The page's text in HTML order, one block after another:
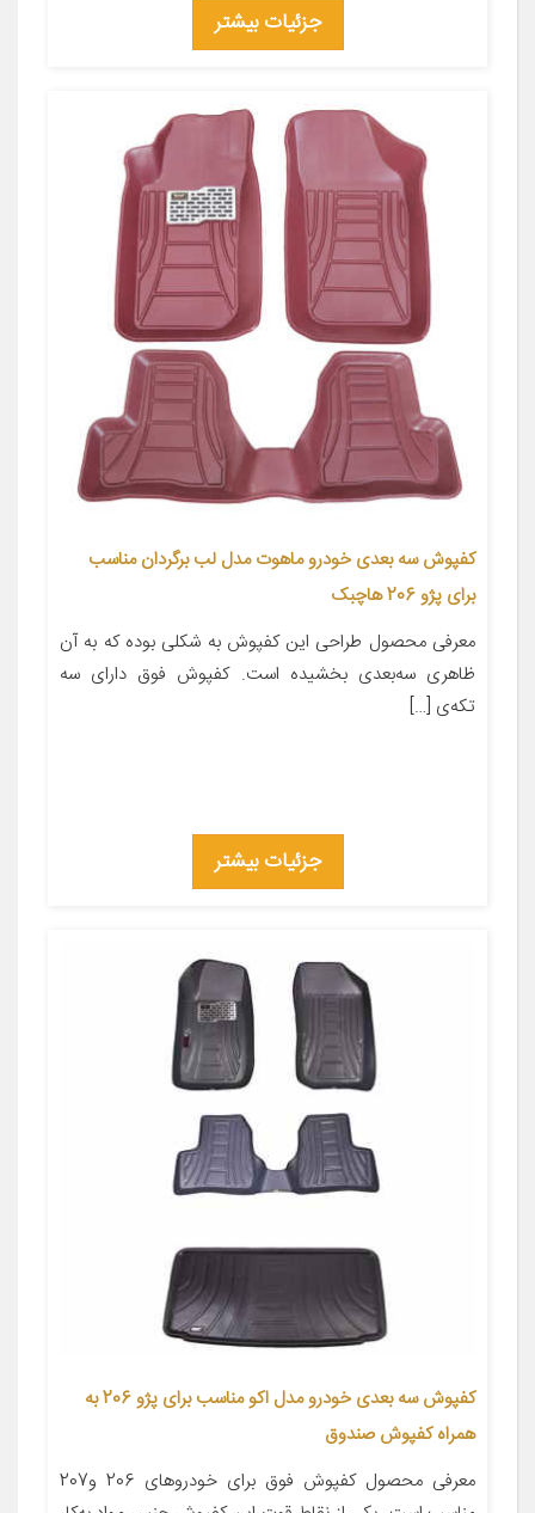
جزئیات بیشتر
کفپوش سه بعدی خودرو ماهوت مدل لب برگردان مناسب
برای پژو 206 هاچبک
معرفی محصول طراحی این کفپوش به شکلی بوده که به آن
ظاهری سه‌بعدی بخشیده است. کفپوش فوق دارای سه
تکه‌ی […]
جزئیات بیشتر
کفپوش سه بعدی خودرو مدل اکو مناسب برای پژو 206 به
همراه کفپوش صندوق
معرفی محصول کفپوش فوق برای خودروهای 206 و207